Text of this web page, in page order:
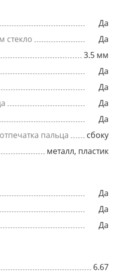
Да
стекло
Да
3.5 мм
Да
Да
Да
Да
пальца
сбоку
металл, пластик
Да
Да
Да
6.67